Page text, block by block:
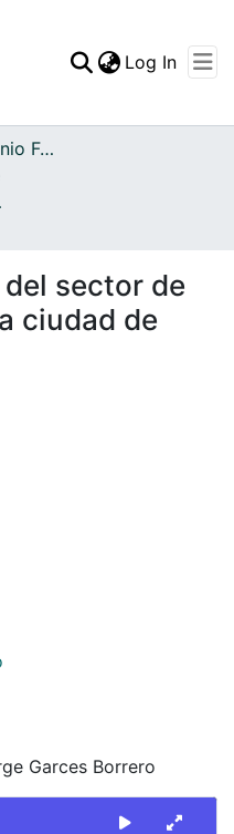
Log In
Archivo del Patrimonio Fotográfico y Fílmico del Valle del Cauca
sector de
ciudad de
Garces Borrero